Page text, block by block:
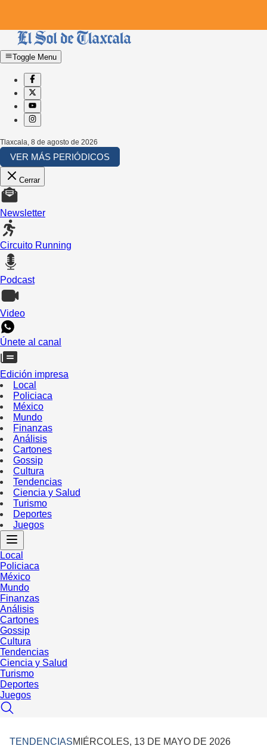
Toggle Menu
Tlaxcala 8 de agosto de 2026
VER MÁS PERIÓDICOS
Cerrar
Newsletter
Circuito Running
Podcast
Video
Únete al canal
Edición impresa
Local
Policiaca
México
Mundo
Finanzas
Análisis
Cartones
Gossip
Cultura
Tendencias
Ciencia y Salud
Turismo
Deportes
Juegos
Local
Policiaca
México
Mundo
Finanzas
Análisis
Cartones
Gossip
Cultura
Tendencias
Ciencia y Salud
Turismo
Deportes
Juegos
TENDENCIASMIÉRCOLES, 13 DE MAYO DE 2026